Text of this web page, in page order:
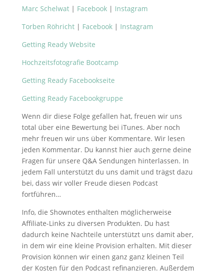
Marc Schelwat| Facebook| Instagram
Torben Röhricht| Facebook| Instagram
Getting Ready Website
Hochzeitsfotografie Bootcamp
Getting Ready Facebookseite
Getting Ready Facebookgruppe
Wenn dir diese Folge gefallen hat, freuen wir uns
total über eine Bewertung bei iTunes. Aber noch
mehr freuen wir uns über Kommentare. Wir lesen
jeden Kommentar. Du kannst hier auch gerne deine
Fragen für unsere Q&A Sendungen hinterlassen. In
jedem Fall unterstützt du uns damit und trägst dazu
bei, dass wir voller Freude diesen Podcast
fortführen…
Info, die Shownotes enthalten möglicherweise
Affiliate-Links zu diversen Produkten. Du hast
dadurch keine Nachteile unterstützt uns damit aber,
in dem wir eine kleine Provision erhalten. Mit dieser
Provision können wir einen ganz ganz kleinen Teil
der Kosten für den Podcast refinanzieren. Außerdem